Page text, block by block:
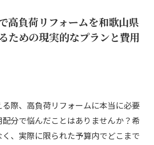
高負荷リフォームを和歌山県
ための現実的なプランと費用
る際、高負荷リフォームに本当に必要
分で悩んだことはありませんか？希
、実際に限られた予算内でどこまで